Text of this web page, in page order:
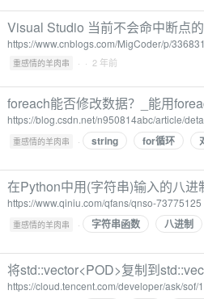
Visual Studio 当前不会命中断点
https://www.cnblogs.com/MigCoder/p/
重感情的羊肉串 · · 2 年前
foreach能否修改数据？_能用
https://blog.csdn.net/n950814abc/article/
重感情的羊肉串 · string for循环
在Python中用(字符串)输入的八进
https://www.qiniu.com/qfans/qnso-73775125
重感情的羊肉串 · 字符串函数 八进制
将std::vector<POD>复制到
https://cloud.tencent.com/developer/ask/sof/